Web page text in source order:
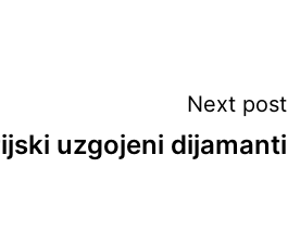
Next post
uzgojeni dijamanti